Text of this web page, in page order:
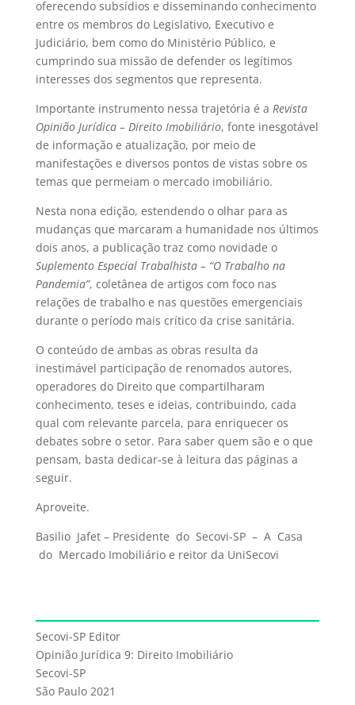
oferecendo subsídios e disseminando conhecimento
entre os membros do Legislativo, Executivo e
Judiciário, bem como do Ministério Público, e
cumprindo sua missão de defender os legítimos
interesses dos segmentos que representa.
Importante instrumento nessa trajetória é a Revista
Opinião Jurídica – Direito Imobiliário, fonte inesgotável
de informação e atualização, por meio de
manifestações e diversos pontos de vistas sobre os
temas que permeiam o mercado imobiliário.
Nesta nona edição, estendendo o olhar para as
mudanças que marcaram a humanidade nos últimos
dois anos, a publicação traz como novidade o
Suplemento Especial Trabalhista – “O Trabalho na
Pandemia”, coletânea de artigos com foco nas
relações de trabalho e nas questões emergenciais
durante o período mais crítico da crise sanitária.
O conteúdo de ambas as obras resulta da
inestimável participação de renomados autores,
operadores do Direito que compartilharam
conhecimento, teses e ideias, contribuindo, cada
qual com relevante parcela, para enriquecer os
debates sobre o setor. Para saber quem são e o que
pensam, basta dedicar-se à leitura das páginas a
seguir.
Aproveite.
Basilio Jafet – Presidente do Secovi-SP – A Casa
do Mercado Imobiliário e reitor da UniSecovi
Secovi-SP Editor
Opinião Jurídica 9: Direito Imobiliário
Secovi-SP
São Paulo 2021